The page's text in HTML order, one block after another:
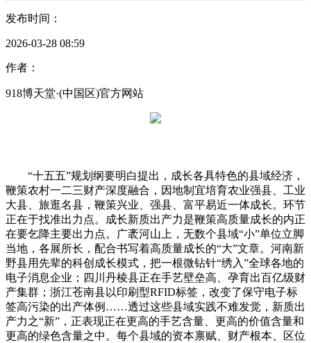
发布时间：
2026-03-28 08:59
作者：
918博天堂·(中国区)官方网站
“十五五”规划纲要明白提出，成长各具特色的县域经济，
鞭策农村一二三财产深度融合，因地制宜培育农业强县、工业
大县、旅逛名县，鞭策兴业、强县、富平易近一体成长。环节
正在于找准出力点。成长新质出产力是鞭策高质量成长的内正
在要乞降主要出力点。广袤河山上，无数个县域“小”单位立脚
当地，各展所长，配合书写着高质量成长的“大”文章。河南新
野县用先辈的科创成长模式，把一根微钻针“绣入”全球各地的
电子消息企业；四川丹棱县正在手艺壁垒高、孕育出百亿级财
产集群；浙江苍南县以印刷型RFID标签，改变了保守电子标
签高污染的出产体例……透过这些县域实践不难发觉，新质出
产力之“新”，正表现正在更高的手艺含量、更高的价值含量和
更高的绿色含量之中。每个县域的资本禀赋、财产根本、区位